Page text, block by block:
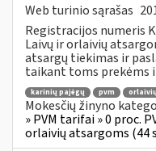
Web turinio sąrašas
Registracijos numeris
Laivų ir orlaivių
atsargų tiekimas ir
taikant toms prekėms
karinių pajėgų pvm
Mokesčių žinyno
» PVM tarifai » 0 proc.
orlaivių atsargoms (44